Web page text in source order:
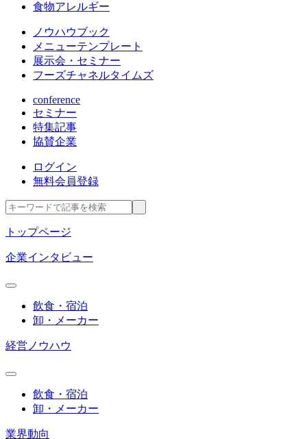
食物アレルギー
ノウハウブック
メニューテンプレート
展示会・セミナー
フーズチャネルタイムズ
conference
セミナー
特集記事
協賛企業
ログイン
無料会員登録
トップページ
企業インタビュー
飲食・宿泊
卸・メーカー
経営ノウハウ
飲食・宿泊
卸・メーカー
業界動向